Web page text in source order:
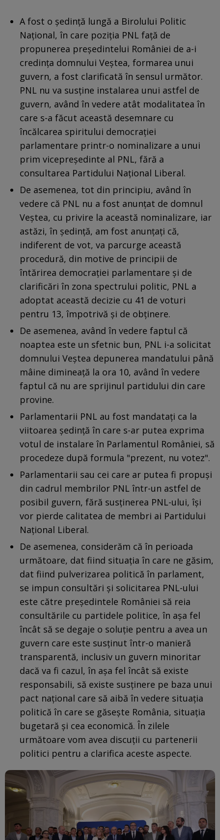
A fost o ședință lungă a Birolului Politic
Național, în care poziția PNL față de
propunerea președintelui României de a-i
credința domnului Veștea, formarea unui
guvern, a fost clarificată în sensul următor.
PNL nu va susține instalarea unui astfel de
guvern, având în vedere atât modalitatea în
care s-a făcut această desemnare cu
încălcarea spiritului democrației
parlamentare printr-o nominalizare a unui
prim vicepreședinte al PNL, fără a
consultarea Partidului Național Liberal.
De asemenea, tot din principiu, având în
vedere că PNL nu a fost anunțat de domnul
Veștea, cu privire la această nominalizare, iar
astăzi, în ședință, am fost anunțați că,
indiferent de vot, va parcurge această
procedură, din motive de principii de
întărirea democrației parlamentare și de
clarificări în zona spectrului politic, PNL a
adoptat această decizie cu 41 de voturi
pentru 13, împotrivă și de obținere.
De asemenea, având în vedere faptul că
noaptea este un sfetnic bun, PNL i-a solicitat
domnului Veștea depunerea mandatului până
mâine dimineață la ora 10, având în vedere
faptul că nu are sprijinul partidului din care
provine.
Parlamentarii PNL au fost mandatați ca la
viitoarea ședință în care s-ar putea exprima
votul de instalare în Parlamentul României, să
procedeze după formula "prezent, nu votez".
Parlamentarii sau cei care ar putea fi propuși
din cadrul membrilor PNL într-un astfel de
posibil guvern, fără susținerea PNL-ului, își
vor pierde calitatea de membri ai Partidului
Național Liberal.
De asemenea, considerăm că în perioada
următoare, dat fiind situația în care ne găsim,
dat fiind pulverizarea politică în parlament,
se impun consultări și solicitarea PNL-ului
este către președintele României să reia
consultările cu partidele politice, în așa fel
încât să se degaje o soluție pentru a avea un
guvern care este susținut într-o manieră
transparentă, inclusiv un guvern minoritar
dacă va fi cazul, în așa fel încât să existe
responsabili, să existe susținere pe baza unui
pact național care să aibă în vedere situația
politică în care se găsește România, situația
bugetară și cea economică. În zilele
următoare vom avea discuții cu partenerii
politici pentru a clarifica aceste aspecte.